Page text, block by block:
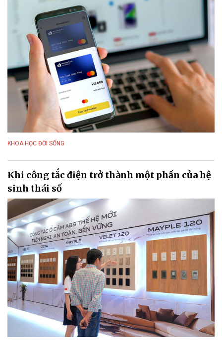
KHOA HỌC ĐỜI SỐNG
Khi công tắc điện trở thành một phần của hệ
sinh thái số